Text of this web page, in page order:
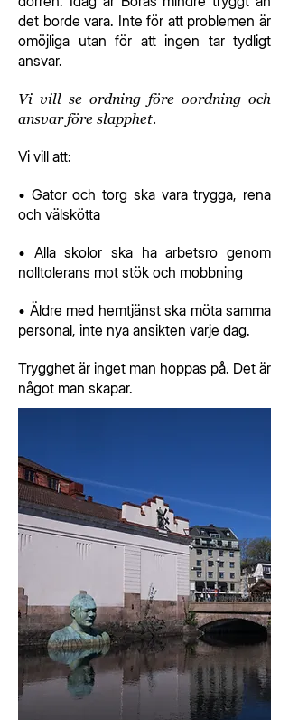
det borde vara. Inte för att problemen är
omöjliga utan för att ingen tar tydligt
ansvar.
Vi vill se ordning före oordning och
ansvar före slapphet.
Vi vill att:
• Gator och torg ska vara trygga, rena
och välskötta
• Alla skolor ska ha arbetsro genom
nolltolerans mot stök och mobbning
• Äldre med hemtjänst ska möta samma
personal, inte nya ansikten varje dag.
Trygghet är inget man hoppas på. Det är
något man skapar.